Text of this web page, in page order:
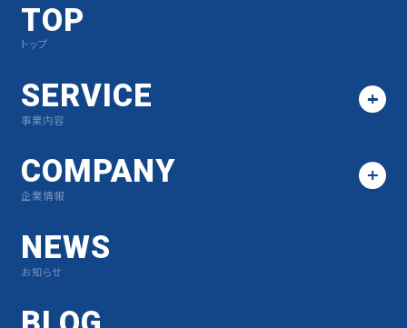
TOP
トップ
SERVICE
事業内容
COMPANY
企業情報
NEWS
お知らせ